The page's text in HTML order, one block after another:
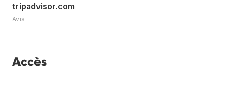
tripadvisor.com
Avis
Accès